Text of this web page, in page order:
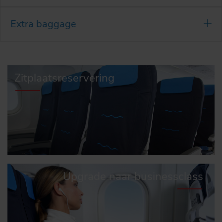
Extra baggage
Zitplaatsreservering
Upgrade naar businessclass